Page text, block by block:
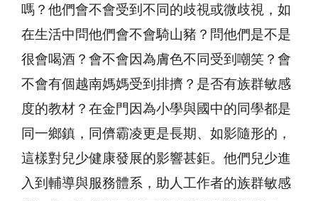
嗎？他們會不會受到不同的歧視或微歧視，如
在生活中問他們會不會騎山豬？問他們是不是
很會喝酒？會不會因為膚色不同受到嘲笑？會
不會有個越南媽媽受到排擠？是否有族群敏感
度的教材？在金門因為小學與國中的同學都是
同一鄉鎮，同儕霸凌更是長期、如影隨形的，
這樣對兒少健康發展的影響甚鉅。他們兒少進
入到輔導與服務體系，助人工作者的族群敏感